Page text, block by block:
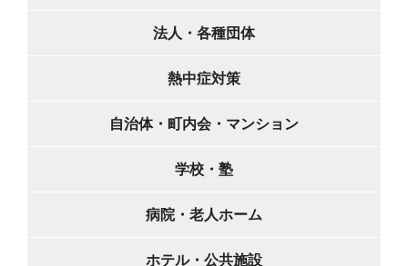
法人・各種団体
熱中症対策
自治体・町内会・マンション
学校・塾
病院・老人ホーム
ホテル・公共施設